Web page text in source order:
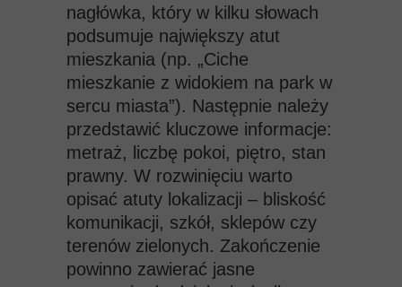
nagłówka, który w kilku słowach
podsumuje największy atut
mieszkania (np. „Ciche
mieszkanie z widokiem na park w
sercu miasta”). Następnie należy
przedstawić kluczowe informacje:
metraż, liczbę pokoi, piętro, stan
prawny. W rozwinięciu warto
opisać atuty lokalizacji – bliskość
komunikacji, szkół, sklepów czy
terenów zielonych. Zakończenie
powinno zawierać jasne